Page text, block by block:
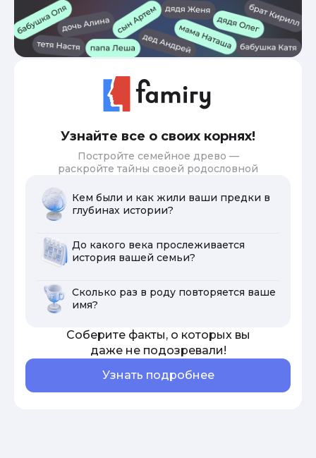
Узнайте все о своих корнях!
Постройте семейное древо —
раскройте тайны своей родословной
Кем были и как жили ваши предки в
глубинах истории?
До какого века прослеживается
история вашей семьи?
Сколько раз в роду повторяется ваше
имя?
Соберите факты, о которых вы
даже не подозревали!
Узнать подробнее